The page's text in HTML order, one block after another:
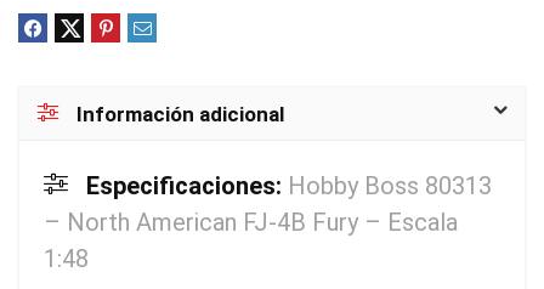
Información adicional
Especificaciones: Hobby Boss 80313
– North American FJ-4B Fury – Escala
1:48